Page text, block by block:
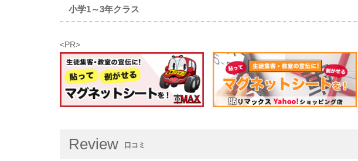
小学1～3年クラス
<PR>
Review 口コミ